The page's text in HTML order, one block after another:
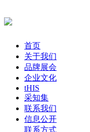
首页
关于我们
品牌展会
企业文化
tHIS
采知集
联系我们
信息公开
联系方式